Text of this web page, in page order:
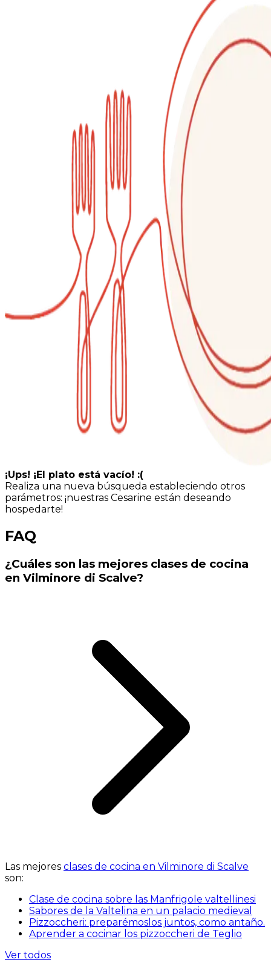
¡Ups! ¡El plato está vacío! :(
Realiza una nueva búsqueda estableciendo otros
parámetros: ¡nuestras Cesarine están deseando
hospedarte!
FAQ
¿Cuáles son las mejores clases de cocina
en Vilminore di Scalve?
Las mejores clases de cocina en Vilminore di Scalve
son:
Clase de cocina sobre las Manfrigole valtellinesi
Sabores de la Valtelina en un palacio medieval
Pizzoccheri: preparémoslos juntos, como antaño.
Aprender a cocinar los pizzoccheri de Teglio
Ver todos